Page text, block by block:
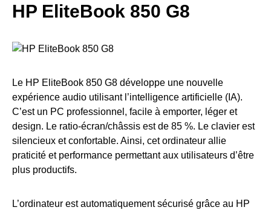
HP EliteBook 850 G8
Le HP EliteBook 850 G8 développe une nouvelle
expérience audio utilisant l’intelligence artificielle (IA).
C’est un PC professionnel, facile à emporter, léger et
design. Le ratio-écran/châssis est de 85 %. Le clavier est
silencieux et confortable. Ainsi, cet ordinateur allie
praticité et performance permettant aux utilisateurs d’être
plus productifs.
L’ordinateur est automatiquement sécurisé grâce au HP